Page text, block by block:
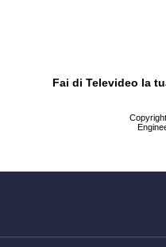
Fai di Televideo la